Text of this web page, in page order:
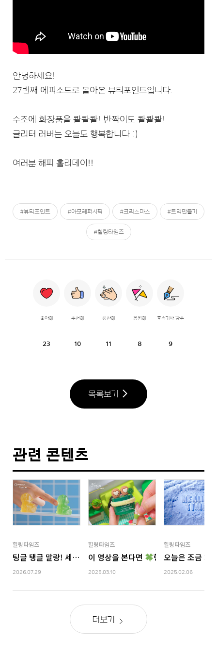
안녕하세요!
27번째 에피소드로 돌아온 뷰티포인트입니다.
수조에 화장품을 콸콸콸! 반짝이도 콸콸콸!
글리터 러버는 오늘도 행복합니다 :)
여러분 해피 홀리데이!!
#뷰티포인트 #아모레퍼시픽 #크리스마스 #트리만들기
#힐링타임즈
좋아해
23
추천해
10
칭찬해
11
응원해
8
후속기사 강추
9
목록보기
관련 콘텐츠
힐링타임즈
팅글 탱글 말랑! 세상에 없는 화장품 젤리 총집합 ASMR
2026.07.29
힐링타임즈
이 영상을 본다면 행운 당첨 행운
2025.03.10
힐링타임즈
오늘은 조금 차
2025.02.06
더보기